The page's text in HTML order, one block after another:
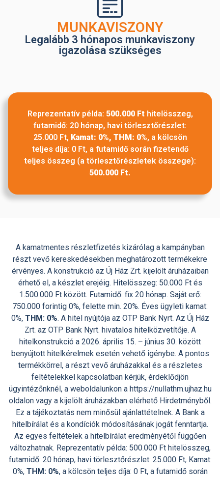
MUNKAVISZONY
Legalább 3 hónapos munkaviszony
igazolása szükséges
Reprezentatív példa: 500.000 Ft hitelösszeg,
futamidő: 20 hónap, havi törlesztőrészlet:
25.000 Ft, Kamat: 0%, THM: 0%, a kölcsön
teljes díja: 0 Ft, a futamidő során fizetendő
teljes összeg (a törlesztőrészletek összege):
500.000 Ft.
A kamatmentes részletfizetés kizáróIag a kampányban
részt vevő kereskedésekben meghatározott termékekre
érvényes. A konstrukció az Új Ház Zrt. kijelölt áruházaiban
érhető el, a készlet erejéig. Hitelösszeg: 50.000 Ft és
1.500.000 Ft között. Futamidő: fix 20 hónap. Saját erő:
750.000 forintig 0%, felette min. 20%. Éves ügyleti kamat:
0%, THM: 0%. A hitel nyújtója az OTP Bank Nyrt. Az Új Ház
Zrt. az OTP Bank Nyrt. hivatalos hitelközvetítője. A
hitelkonstrukció a 2026. április 15. – június 30. között
benyújtott hitelkérelmek esetén vehető igénybe. A pontos
termékkörrel, a részt vevő áruházakkal és a részletes
feltételekkel kapcsolatban kérjük, érdeklődjön
ügyintézőnknél, a weboldalunkon a https://nullathm.ujhaz.hu
oldalon vagy a kijelölt áruházakban elérhető Hirdetményből.
Ez a tájékoztatás nem minősül ajánlattételnek. A Bank a
hitelbírálat és a kondíciók módosításának jogát fenntartja.
Az egyes feltételek a hitelbírálat eredményétől függően
változhatnak. Reprezentatív példa: 500.000 Ft hitelösszeg,
futamidő: 20 hónap, havi törlesztőrészlet: 25.000 Ft, Kamat:
0%, THM: 0%, a kölcsön teljes díja: 0 Ft, a futamidő során